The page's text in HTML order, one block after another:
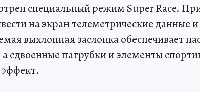
специальный режим Super Race.
на экран телеметрические данные
выхлопная заслонка обеспечивает
а сдвоенные патрубки и элементы